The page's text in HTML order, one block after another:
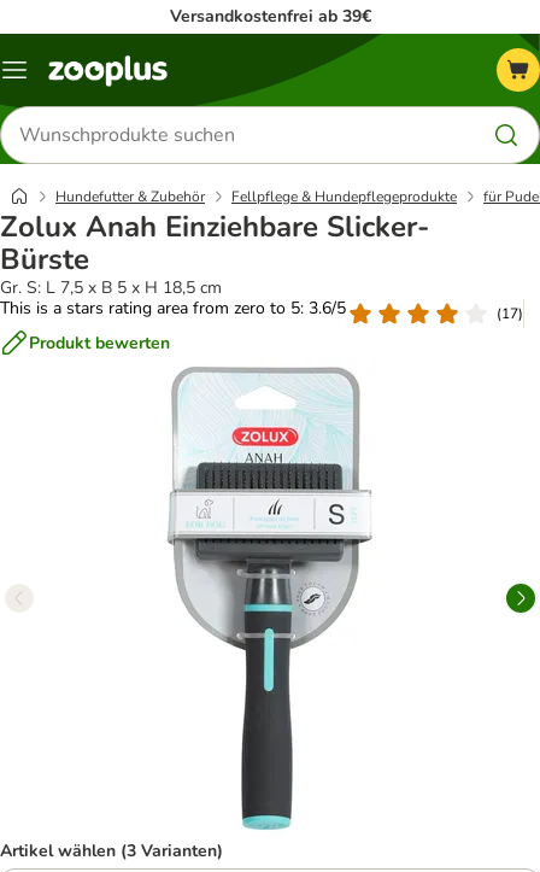
Versandkostenfrei ab 39€
Menü
Produkte
suchen
Hundefutter & Zubehör Fellpflege & Hundepflegeprodukte für
Zolux Anah Einziehbare Slicker-
Bürste
Gr. S: L 7,5 x B 5 x H 18,5 cm
This is a stars rating area from zero to 5: 3.6/5
(17)
Produkt bewerten
Artikel wählen (3 Varianten)